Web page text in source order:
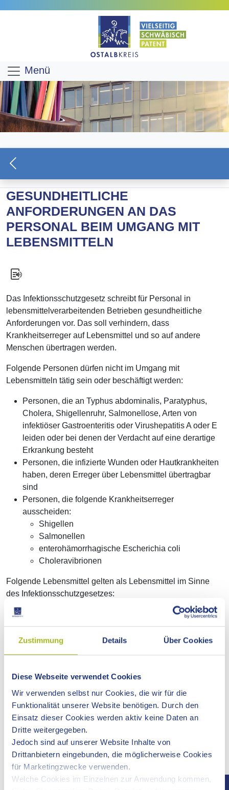
Zustimmung Details Über Cookies
Diese Webseite verwendet Cookies
Wir verwenden selbst nur Cookies, die wir für die
Funktionalität unserer Website benötigen. Durch den
Einsatz dieser Cookies werden aktiv keine Daten an
Dritte weitergegeben.
Jedoch sind auf unserer Website Inhalte von
Drittanbietern eingebunden, die möglicherweise Cookies
für Marketingzwecke verwenden.
Welche Cookies im Einzelnen zur Anwendung kommen,
Menü
GESUNDHEITLICHE
ANFORDERUNGEN AN DAS
PERSONAL BEIM UMGANG MIT
LEBENSMITTELN
Das Infektionsschutzgesetz schreibt für Personal in
lebensmittelverarbeitenden Betrieben gesundheitliche
Anforderungen vor. Das soll verhindern, dass
Krankheitserreger auf Lebensmittel und so auf andere
Menschen übertragen werden.
Folgende Personen dürfen nicht im Umgang mit
Lebensmitteln tätig sein oder beschäftigt werden:
Personen, die an Typhus abdominalis, Paratyphus,
Cholera, Shigellenruhr, Salmonellose, Arten von
infektiöser Gastroenteritis oder Virushepatitis A oder E
leiden oder bei denen der Verdacht auf eine derartige
Erkrankung besteht
Personen, die infizierte Wunden oder Hautkrankheiten
haben, deren Erreger über Lebensmittel übertragbar
sind
Personen, die folgende Krankheitserreger
ausscheiden:
Shigellen
Salmonellen
enterohämorrhagische Escherichia coli
Choleravibrionen
Folgende Lebensmittel gelten als Lebensmittel im Sinne
des Infektionsschutzgesetzes:
Fleisch, Geflügelfleisch und Erzeugnisse daraus
Milch und Produkte auf Milchbasis
Fische, Krebse, Weichtiere sowie Erzeugnisse daraus
Speiseeis und Speiseeishalberzeugnisse
Feinkost-, Rohkost- und Kartoffelsalate, Marinaden,
Sprossen und Keimlinge zum Rohverzehr sowie
zum Rohverzehr
Hinweis: Sofern Maßnahmen ergriffen werden, die die